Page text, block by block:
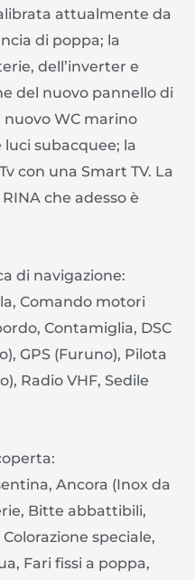
attualmente da
di poppa; la
dell’inverter e
del nuovo pannello di
WC marino
luci subacquee; la
con una Smart TV. La
che adesso è
di navigazione:
Comando motori
Contamiglia, DSC
GPS (Furuno), Pilota
Radio VHF, Sedile
Ancora (Inox da
Bitte abbattibili,
speciale,
Fari fissi a poppa,